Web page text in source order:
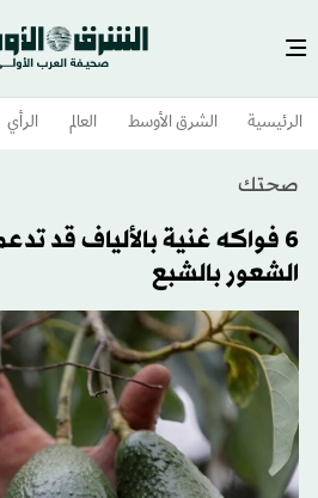
الرئيسية الشرق الأوسط​ العالم الرأي
صحتك
6 فواكه غنية بالألياف قد
الشعور بالشبع